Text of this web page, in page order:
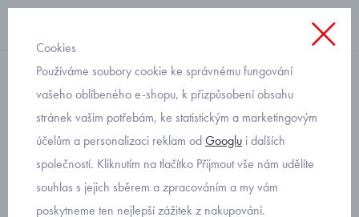
capáčky
capáčky pro chlapečky
Mayoral 9561-96
Cookies
Používáme soubory cookie ke správnému fungování
vašeho oblíbeného e-shopu, k přizpůsobení obsahu
stránek vašim potřebám, ke statistickým a marketingovým
účelům a personalizaci reklam odGooglu i dalších
společností. Kliknutím na tlačítko Přijmout vše nám udělíte
souhlas s jejich sběrem a zpracováním a my vám
poskytneme ten nejlepší zážitek z nakupování.